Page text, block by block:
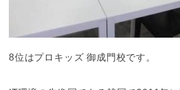
8位はプロキッズ 御成門校です。